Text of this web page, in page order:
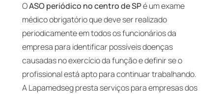
OASO periódico no centro de SPé um exame
médico obrigatório que deve ser realizado
periodicamente em todos os funcionários da
empresa para identificar possíveis doenças
causadas no exercício da função e definir se o
profissional está apto para continuar trabalhando.
A Lapamedseg presta serviços para empresas dos